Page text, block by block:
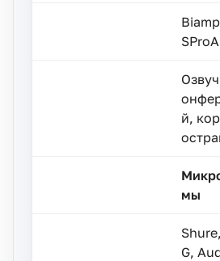
й,
мы
G,